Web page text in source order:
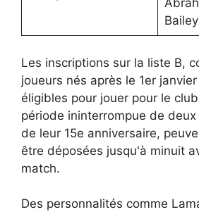
Bailey
Les inscriptions sur la liste B,
joueurs nés après le 1er
éligibles pour jouer pour le
période ininterrompue de
de leur 15e anniversaire,
être déposées jusqu'à minuit
match.
Des personnalités comme